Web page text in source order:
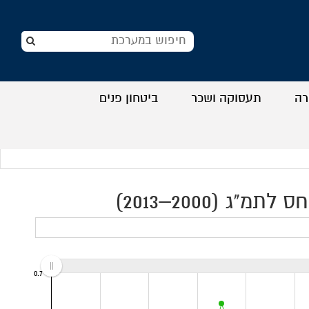
תעסוקה ושכר ביטחון פנים
(2000–2013)
0.7